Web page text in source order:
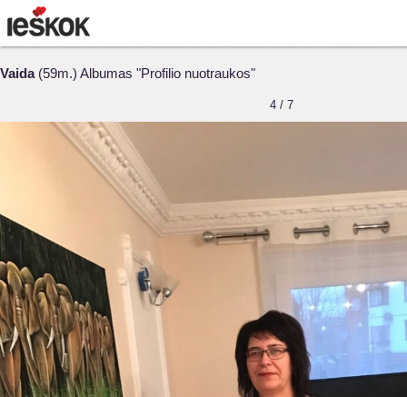
Vaida(59m.) Albumas "Profilio nuotraukos"
4 / 7